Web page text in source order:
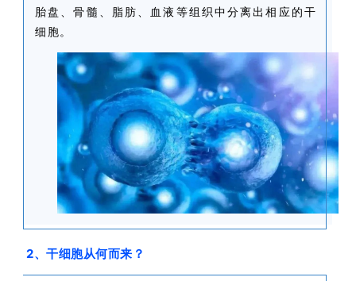
胎盘、骨髓、脂肪、血液等组织中分离出相应的干
细胞。
2、干细胞从何而来？